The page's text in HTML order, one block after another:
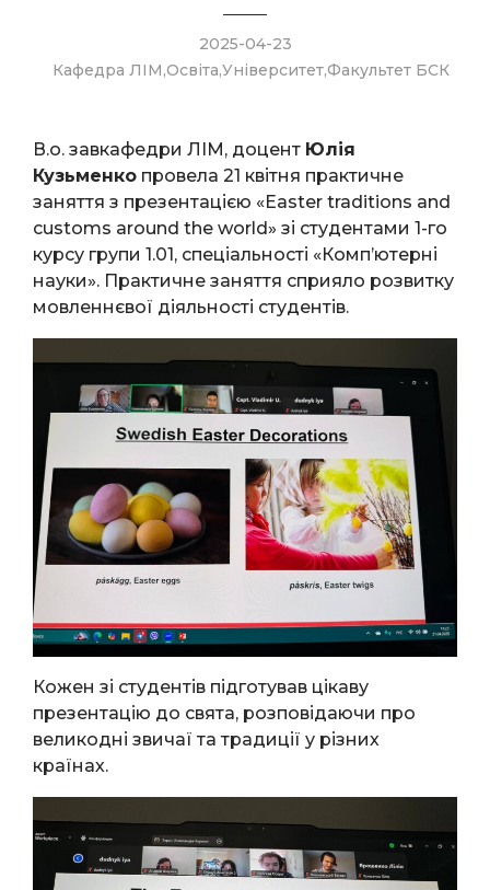
2025-04-23
Кафедра ЛІМ,Освіта,Університет,Факультет БСК
В.о. завкафедри ЛІМ, доцент Юлія
Кузьменко провела 21 квітня практичне
заняття з презентацією «Easter traditions and
customs around the world» зі студентами 1-го
курсу групи 1.01, спеціальності «Комп’ютерні
науки». Практичне заняття сприяло розвитку
мовленнєвої діяльності студентів.
Кожен зі студентів підготував цікаву
презентацію до свята, розповідаючи про
великодні звичаї та традиції у різних
країнах.